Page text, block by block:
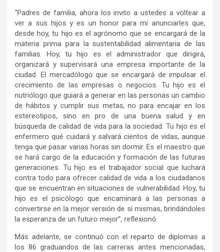
“Padres de familia, ahora los invito a ustedes a voltear a
ver a sus hijos y es un honor para mí anunciarles que,
desde hoy, tu hijo es el agrónomo que se encargará de la
materia prima para la sustentabilidad alimentaria de las
familias. Hoy, tu hijo es el administrador que dirigirá,
organizará y supervisará una empresa importante de la
ciudad. El mercadólogo que se encargará de impulsar el
crecimiento de las empresas o negocios. Tu hijo es el
nutriólogo que guiará a generar en las personas un cambio
de hábitos y cumplir sus metas, no para encajar en los
estereotipos, sino en pro de una buena salud y en
búsqueda de calidad de vida para la sociedad. Tu hijo es el
enfermero qué cuidará y salvará cientos de vidas, aunque
tenga que pasar varias horas sin dormir. Es el maestro que
se hará cargo de la educación y formación de las futuras
generaciones. Tu hijo es el trabajador social que luchará
contra todo para ofrecer calidad de vida a los ciudadanos
que se encuentran en situaciones de vulnerabilidad. Hoy, tu
hijo es el psicólogo que encaminará a las personas a
convertirse en la mejor versión de sí mismas, brindándoles
la esperanza de un futuro mejor”, reflexionó.
Más adelante, se continuó con el reparto de diplomas a
los 86 graduandos de las carreras antes mencionadas,